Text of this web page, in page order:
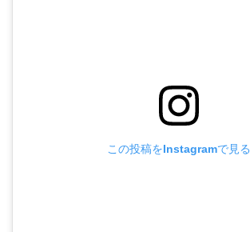
この投稿をInstagramで見る